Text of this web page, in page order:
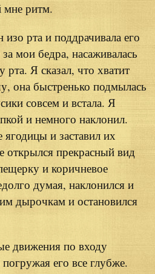
мне ритм.
рта и поддрачивала его
мои бедра, насаживалась
рта. Я сказал, что хватит
она быстренько подмылась
совсем и встала. Я
и немного наклонил.
и заставил их
открылся прекрасный вид
и коричневое
думая, наклонился и
дырочкам и остановился
движения по входу
его все глубже.